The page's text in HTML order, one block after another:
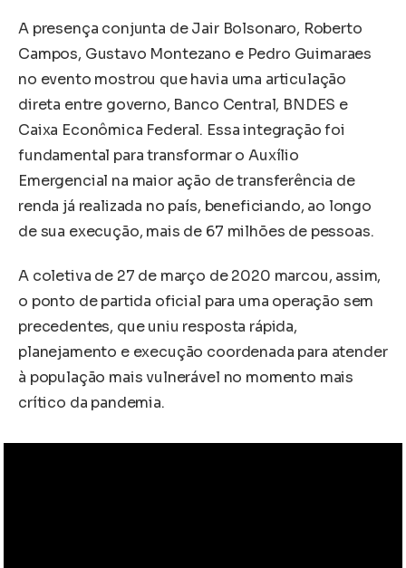
A presença conjunta de Jair Bolsonaro, Roberto
Campos, Gustavo Montezano e Pedro Guimaraes
no evento mostrou que havia uma articulação
direta entre governo, Banco Central, BNDES e
Caixa Econômica Federal. Essa integração foi
fundamental para transformar o Auxílio
Emergencial na maior ação de transferência de
renda já realizada no país, beneficiando, ao longo
de sua execução, mais de 67 milhões de pessoas.
A coletiva de 27 de março de 2020 marcou, assim,
o ponto de partida oficial para uma operação sem
precedentes, que uniu resposta rápida,
planejamento e execução coordenada para atender
à população mais vulnerável no momento mais
crítico da pandemia.